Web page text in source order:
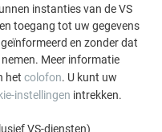
instanties van de VS
toegang tot uw gegevens
en zonder dat
Meer informatie
het colofon. U kunt uw
instellingen intrekken.
VS-diensten)